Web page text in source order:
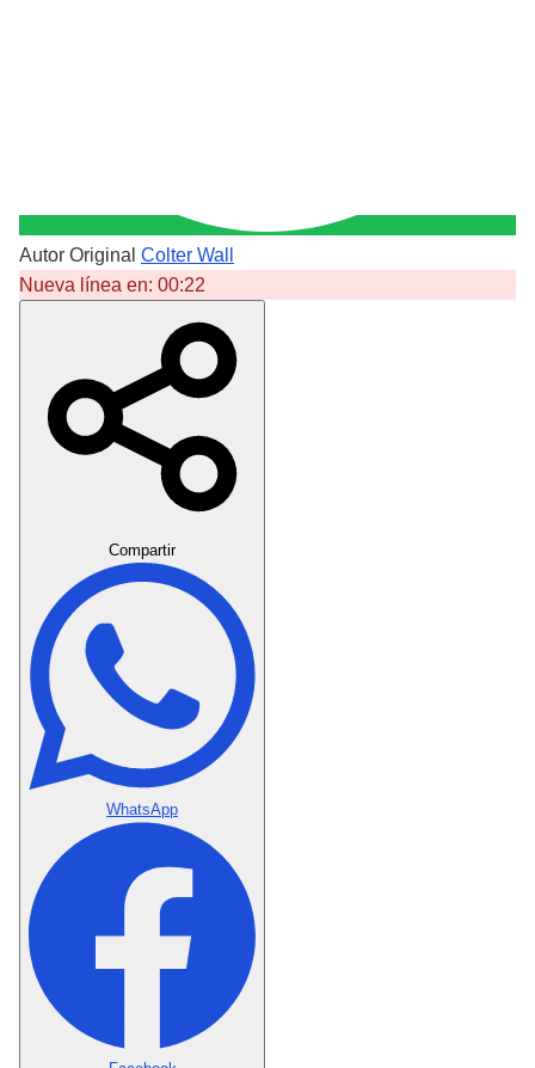
Autor Original Colter Wall
Nueva línea en: 00:22
Compartir
WhatsApp